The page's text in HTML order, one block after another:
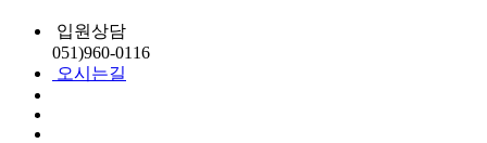
입원상담
051)960-0116
오시는길